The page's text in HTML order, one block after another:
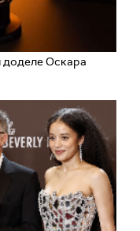
доделе Оскара